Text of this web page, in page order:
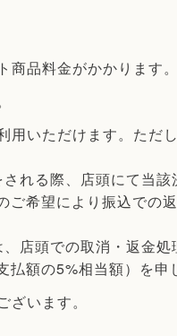
品料金がかかります。
いただけます。ただ
れる際、店頭にて当
希望により振込での
店頭での取消・返金
額の5%相当額）を申
います。